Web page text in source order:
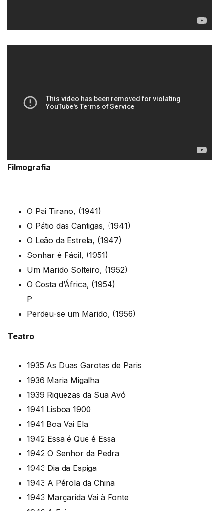
Filmografia
O Pai Tirano, (1941)
O Pátio das Cantigas, (1941)
O Leão da Estrela, (1947)
Sonhar é Fácil, (1951)
Um Marido Solteiro, (1952)
O Costa d’África, (1954)
P
Perdeu-se um Marido, (1956)
Teatro
1935 As Duas Garotas de Paris
1936 Maria Migalha
1939 Riquezas da Sua Avó
1941 Lisboa 1900
1941 Boa Vai Ela
1942 Essa é Que é Essa
1942 O Senhor da Pedra
1943 Dia da Espiga
1943 A Pérola da China
1943 Margarida Vai à Fonte